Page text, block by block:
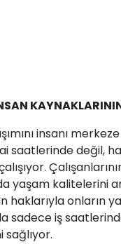
insanı
saatlerinde değil,
yaşam kalitelerini
haklarıyla onların
sadece iş